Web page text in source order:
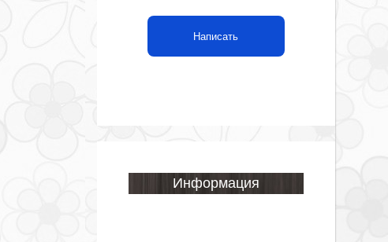
Написать
Информация